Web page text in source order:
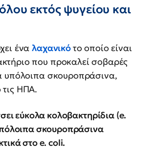
εκτός ψυγείου και
έναλαχανικότο οποίο είναι
που προκαλεί σοβαρές
υπόλοιπα σκουροπράσινα,
ΗΠΑ.
εύκολα κολοβακτηρίδια (e.
σκουροπράσινα
στο e. coli.